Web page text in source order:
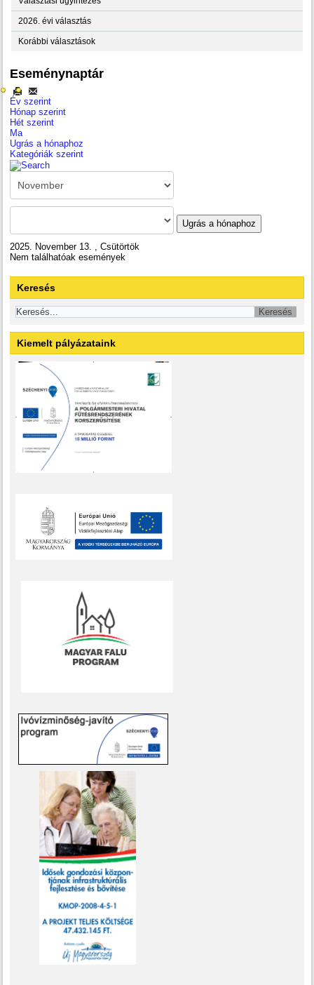
2026. évi választás
Korábbi választások
Eseménynaptár
Év szerint
Hónap szerint
Hét szerint
Ma
Ugrás a hónaphoz
Kategóriák szerint
Ugrás a hónaphoz
2025. November 13. , Csütörtök
Nem találhatóak események
Keresés
Kiemelt pályázataink